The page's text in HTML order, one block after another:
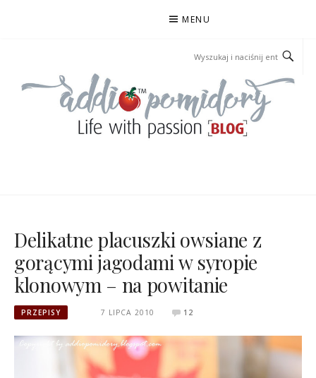
MENU
Delikatne placuszki owsiane z
gorącymi jagodami w syropie
klonowym – na powitanie
PRZEPISY 7 LIPCA 2010 12